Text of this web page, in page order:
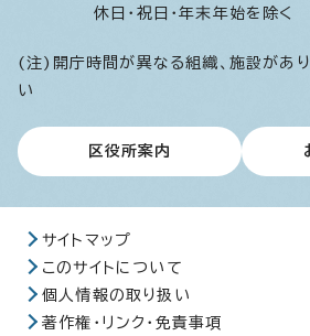
休日・祝日・年末年始を除く
(注)開庁時間が異なる組織、施設があ
い
区役所案内
サイトマップ
このサイトについて
個人情報の取り扱い
著作権・リンク・免責事項